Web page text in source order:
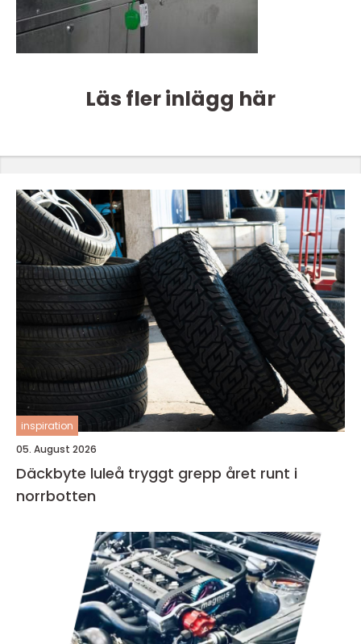
Läs fler inlägg här
inspiration
05. August 2026
Däckbyte luleå tryggt grepp året runt i
norrbotten